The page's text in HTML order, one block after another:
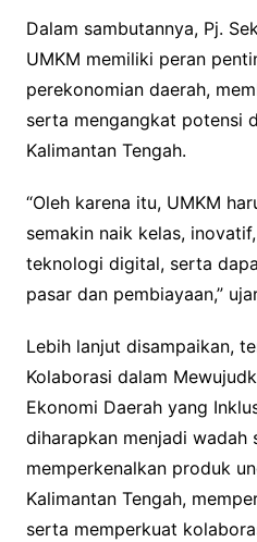
Dalam sambutannya, Pj.
UMKM memiliki peran
perekonomian daerah,
serta mengangkat potensi
Kalimantan Tengah.
“Oleh karena itu, UMKM
semakin naik kelas,
teknologi digital, serta
pasar dan pembiayaan,”
Lebih lanjut disampaikan,
Kolaborasi dalam
Ekonomi Daerah yang
diharapkan menjadi wadah
memperkenalkan produk
Kalimantan Tengah,
serta memperkuat